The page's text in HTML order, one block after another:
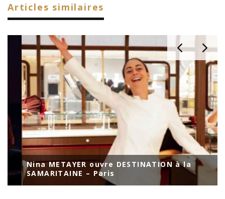
Articles similaires
Nina METAYER ouvre DESTINATION à la
SAMARITAINE – Paris